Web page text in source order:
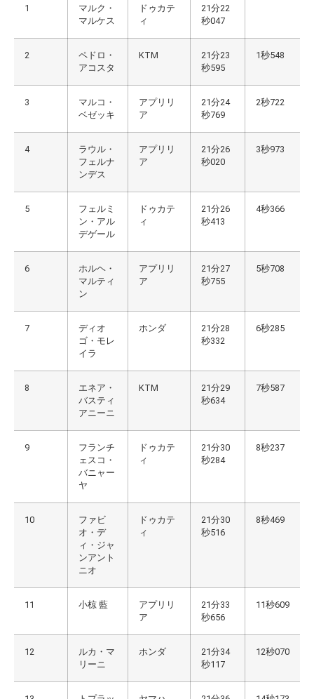
1
マルク・
マルケス
ドゥカテ
ィ
21分22
秒047
2
ペドロ・
アコスタ
KTM
21分23
秒595
1秒548
3
マルコ・
ベゼッキ
アプリリ
ア
21分24
秒769
2秒722
4
ラウル・
フェルナ
ンデス
アプリリ
ア
21分26
秒020
3秒973
5
フェルミ
ン・アル
デゲール
ドゥカテ
ィ
21分26
秒413
4秒366
6
ホルヘ・
マルティ
ン
アプリリ
ア
21分27
秒755
5秒708
7
ディオ
ゴ・モレ
イラ
ホンダ
21分28
秒332
6秒285
8
エネア・
バスティ
アニーニ
KTM
21分29
秒634
7秒587
9
フランチ
ェスコ・
バニャー
ヤ
ドゥカテ
ィ
21分30
秒284
8秒237
10
ファビ
オ・デ
ィ・ジャ
ンアント
ニオ
ドゥカテ
ィ
21分30
秒516
8秒469
11 小椋 藍
アプリリ
ア
21分33
秒656
11秒609
12
ルカ・マ
リーニ
ホンダ
21分34
秒117
12秒070